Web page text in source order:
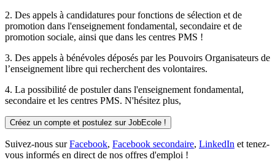
2. Des appels à candidatures pour fonctions de sélection et de
promotion dans l'enseignement fondamental, secondaire et de
promotion sociale, ainsi que dans les centres PMS !
3. Des appels à bénévoles déposés par les Pouvoirs Organisateurs de
l’enseignement libre qui recherchent des volontaires.
4. La possibilité de postulerdans l'enseignement fondamental,
secondaire et les centres PMS. N'hésitez plus,
Créez un compte et postulez sur JobEcole !
Suivez-nous surFacebook, Facebook secondaire, LinkedIn et tenez-
vous informés en direct de nos offres d'emploi !